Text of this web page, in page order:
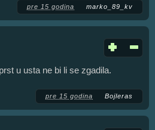
pre 15 godina marko_89_kv
u usta ne bi li se zgadila.
pre 15 godina Bojleras